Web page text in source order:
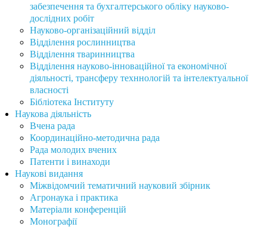
забезпечення та бухгалтерського обліку науково-
дослідних робіт
Науково-організаційний відділ
Відділення рослинництва
Відділення тваринництва
Відділення науково-інноваційної та економічної
діяльності, трансферу техннологій та інтелектуальної
власності
Бібліотека Інституту
Наукова діяльність
Вчена рада
Координаційно-методична рада
Рада молодих вчених
Патенти і винаходи
Наукові видання
Міжвідомчий тематичний науковий збірник
Агронаука і практика
Матеріали конференцій
Монографії